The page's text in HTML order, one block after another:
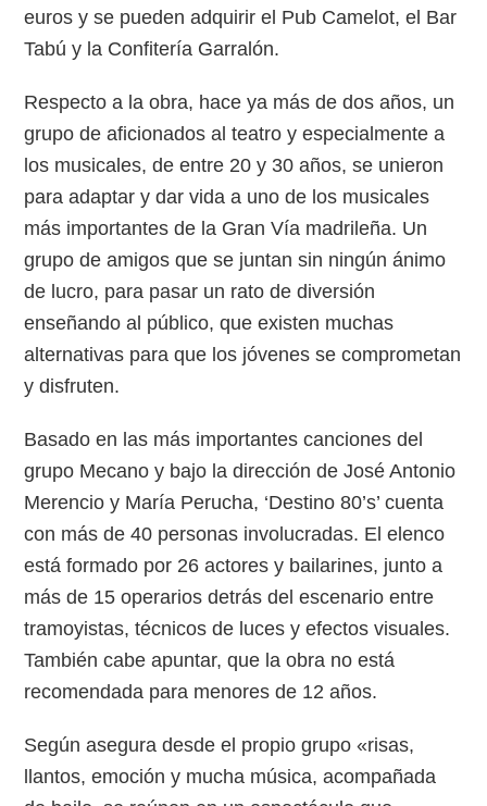
euros y se pueden adquirir el Pub Camelot, el Bar
Tabú y la Confitería Garralón.
Respecto a la obra, hace ya más de dos años, un
grupo de aficionados al teatro y especialmente a
los musicales, de entre 20 y 30 años, se unieron
para adaptar y dar vida a uno de los musicales
más importantes de la Gran Vía madrileña. Un
grupo de amigos que se juntan sin ningún ánimo
de lucro, para pasar un rato de diversión
enseñando al público, que existen muchas
alternativas para que los jóvenes se comprometan
y disfruten.
Basado en las más importantes canciones del
grupo Mecano y bajo la dirección de José Antonio
Merencio y María Perucha, ‘Destino 80’s’ cuenta
con más de 40 personas involucradas. El elenco
está formado por 26 actores y bailarines, junto a
más de 15 operarios detrás del escenario entre
tramoyistas, técnicos de luces y efectos visuales.
También cabe apuntar, que la obra no está
recomendada para menores de 12 años.
Según asegura desde el propio grupo «risas,
llantos, emoción y mucha música, acompañada